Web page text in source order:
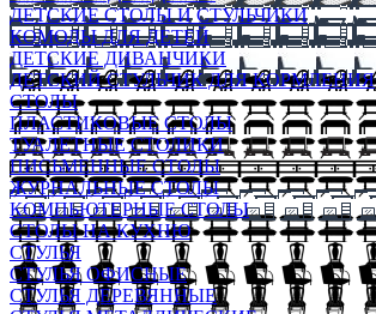
ДЕТСКИЕ СТОЛЫ И СТУЛЬЧИКИ
КОМОДЫ ДЛЯ ДЕТЕЙ
ДЕТСКИЕ ДИВАНЧИКИ
ДЕТСКИЙ СТУЛЬЧИК ДЛЯ КОРМЛЕНИЯ
СТОЛЫ
ПЛАСТИКОВЫЕ СТОЛЫ
ТУАЛЕТНЫЕ СТОЛИКИ
ПИСЬМЕННЫЕ СТОЛЫ
ЖУРНАЛЬНЫЕ СТОЛЫ
КОМПЬЮТЕРНЫЕ СТОЛЫ
СТОЛЫ НА КУХНЮ
СТУЛЬЯ
СТУЛЬЯ ОФИСНЫЕ
СТУЛЬЯ ДЕРЕВЯННЫЕ